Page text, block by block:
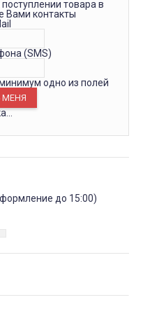
товара в
Вами контакты
(SMS)
одно из полей
до 15:00)